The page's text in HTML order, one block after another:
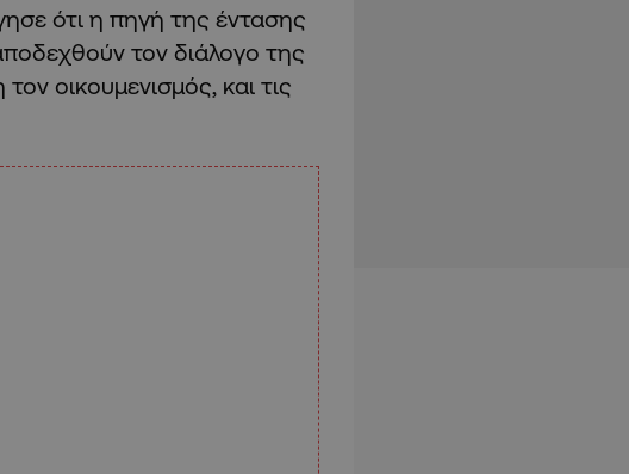
ότι η πηγή της έντασης
τον διάλογο της
οικουμενισμός, και τις